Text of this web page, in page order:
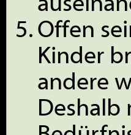
Offen
Kinder
andere
Deshalb